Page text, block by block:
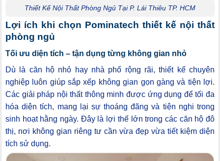
Thiết Kế Nội Thất Phòng Ngủ Tại P. Lái Thiêu TP. HCM
Lợi ích khi chọn Pominatech thiết kế nội thất
phòng ngủ
Tối ưu diện tích – tận dụng từng không gian nhỏ
Dù là căn hộ nhỏ hay nhà phố rộng rãi, thiết kế chuyên
nghiệp luôn giúp sắp xếp không gian gọn gàng và tiện lợi.
Các giải pháp nội thất thông minh được ứng dụng để tối đa
hóa diện tích, mang lại sự thoáng đãng và tiện nghi trong
sinh hoạt hằng ngày. Đây là lợi thế lớn trong các căn hộ đô
thị, nơi không gian riêng tư cần vừa đẹp vừa tiết kiệm diện
tích sử dụng.